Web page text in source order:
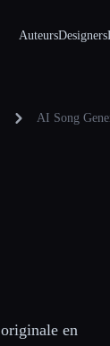
AuteursDesigners
AI Song
en